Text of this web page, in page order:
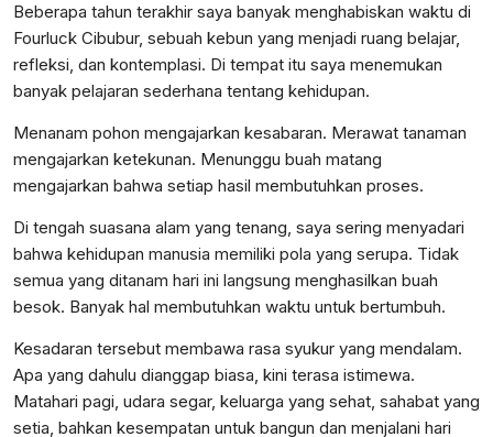
Beberapa tahun terakhir saya banyak menghabiskan waktu di
Fourluck Cibubur, sebuah kebun yang menjadi ruang belajar,
refleksi, dan kontemplasi. Di tempat itu saya menemukan
banyak pelajaran sederhana tentang kehidupan.
Menanam pohon mengajarkan kesabaran. Merawat tanaman
mengajarkan ketekunan. Menunggu buah matang
mengajarkan bahwa setiap hasil membutuhkan proses.
Di tengah suasana alam yang tenang, saya sering menyadari
bahwa kehidupan manusia memiliki pola yang serupa. Tidak
semua yang ditanam hari ini langsung menghasilkan buah
besok. Banyak hal membutuhkan waktu untuk bertumbuh.
Kesadaran tersebut membawa rasa syukur yang mendalam.
Apa yang dahulu dianggap biasa, kini terasa istimewa.
Matahari pagi, udara segar, keluarga yang sehat, sahabat yang
setia, bahkan kesempatan untuk bangun dan menjalani hari